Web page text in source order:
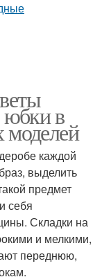
юбки в
моделей
каждой
выделить
предмет
себя
Складки на
и мелкими,
переднюю,